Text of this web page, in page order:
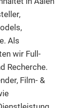
Als
wir Full-
Recherche.
Film- &